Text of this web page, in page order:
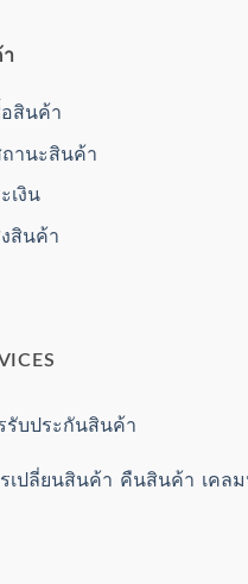
สินค้า
านะสินค้า
เงิน
สินค้า
รับประกันสินค้า
รเปลี่ยนสินค้า คืนสินค้า เคล